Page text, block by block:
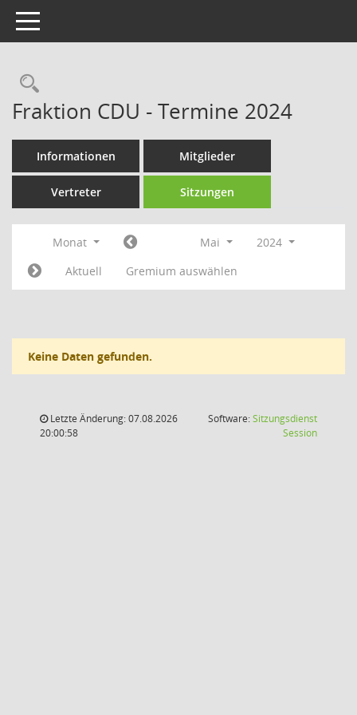
Toggle navigation
Rechercheauswahl
Fraktion CDU - Termine 2024
Informationen Mitglieder
Vertreter Sitzungen
Monat Mai
2024
Aktuell
Gremium auswählen
Keine Daten gefunden.
Letzte Änderung: 07.08.2026
20:00:58
Software:Sitzungsdienst
Session(Wird in